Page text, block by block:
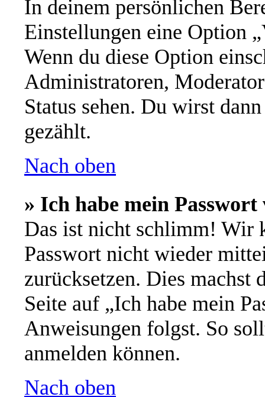
In deinem persönlichen
Einstellungen eine Option
Wenn du diese Option
Administratoren,
Status sehen. Du wirst
gezählt.
Nach oben
» Ich habe mein Passwort
Das ist nicht schlimm! Wir
Passwort nicht wieder
zurücksetzen. Dies machst
Seite auf „Ich habe mein
Anweisungen folgst. So
anmelden können.
Nach oben